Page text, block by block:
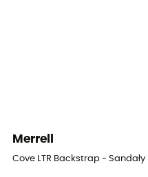
Merrell
Cove LTR Backstrap -